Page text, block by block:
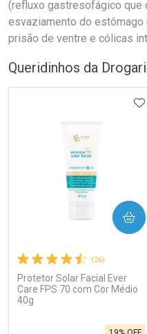
(refluxo gastresofágico que
esvaziamento do estômago
prisão de ventre e cólicas
Queridinhos da
(26)
Protetor Solar Facial Ever
Care FPS 70 com Cor Médio
40g
COMPRAR